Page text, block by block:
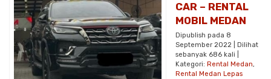
CAR – RENTAL
MOBIL MEDAN
Dipublish pada 8
September 2022 | Dilihat
sebanyak 686 kali |
Kategori: Rental Medan,
Rental Medan Lepas